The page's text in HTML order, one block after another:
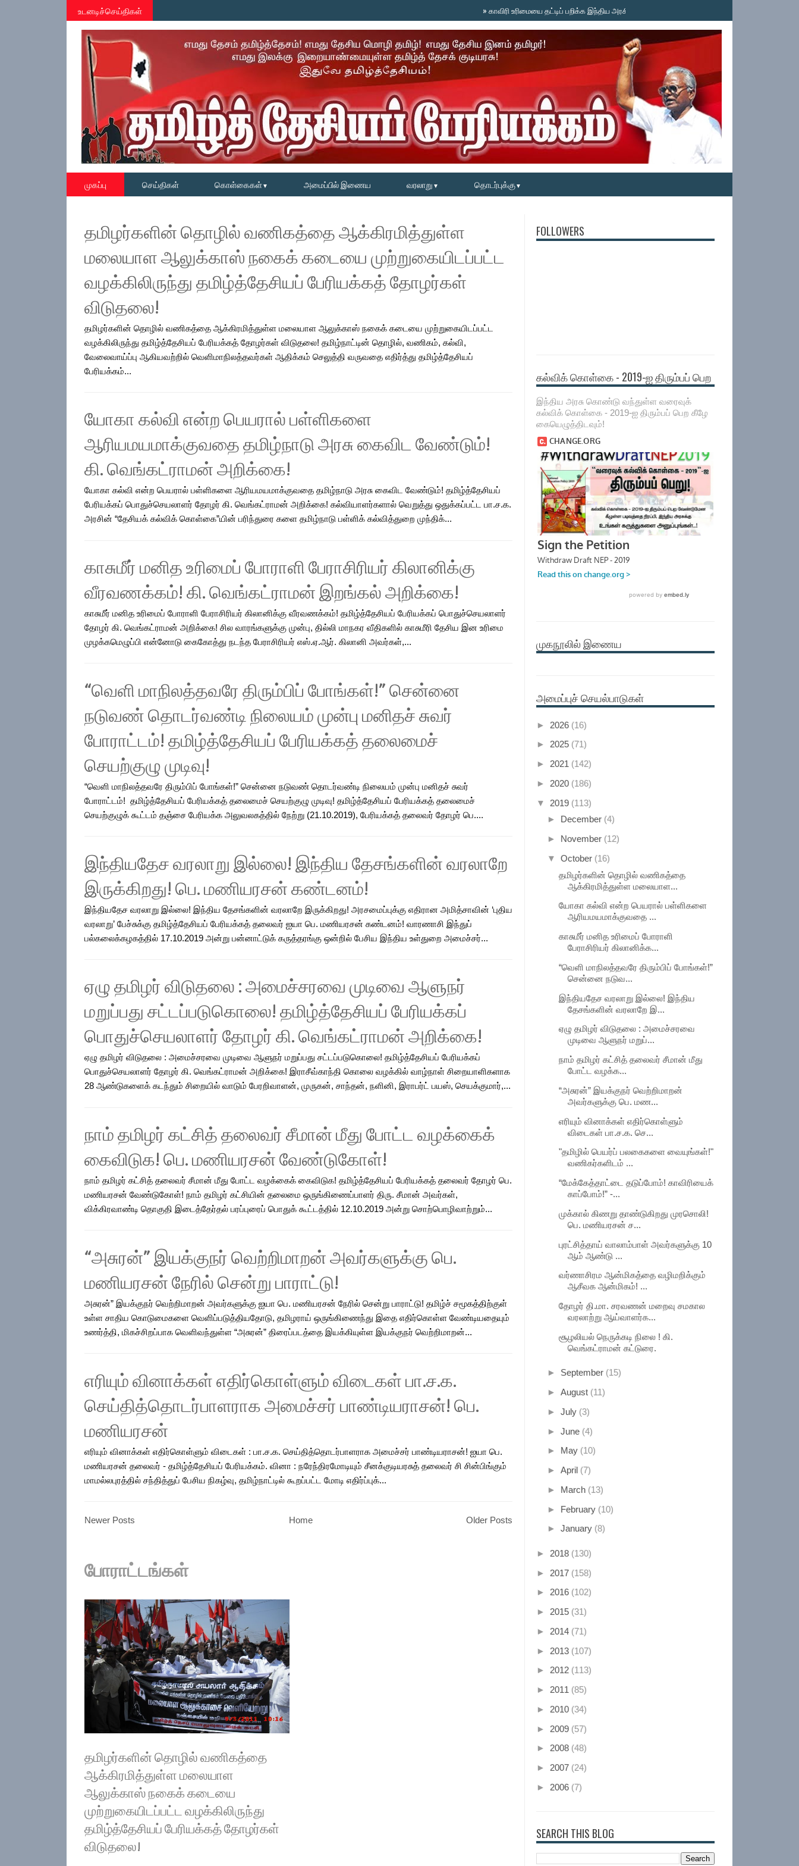
உடனடிச்செய்திகள் காவிரி உரிமையை தட்டிப் பறிக்க இந்திய அரசின் பச்சைக் கொடி! காவிரி உரிமை மீட்புக் குழு கண்டனம் - கி.
முகப்பு செய்திகள் கொள்கைகள்▼ அமைப்பில் இணைய வரலாறு ▼ தொடர்புக்கு▼
தமிழர்களின் தொழில் வணிகத்தை ஆக்கிரமித்துள்ள
மலையாள ஆலுக்காஸ் நகைக் கடையை முற்றுகையிடப்பட்ட
வழக்கிலிருந்து தமிழ்த்தேசியப் பேரியக்கத் தோழர்கள்
விடுதலை!
தமிழர்களின் தொழில் வணிகத்தை ஆக்கிரமித்துள்ள மலையாள ஆலுக்காஸ் நகைக் கடையை முற்றுகையிடப்பட்ட
வழக்கிலிருந்து தமிழ்த்தேசியப் பேரியக்கத் தோழர்கள் விடுதலை! தமிழ்நாட்டின் தொழில், வணிகம், கல்வி,
வேலைவாய்ப்பு ஆகியவற்றில் வெளிமாநிலத்தவர்கள் ஆதிக்கம் செலுத்தி வருவதை எதிர்த்து தமிழ்த்தேசியப்
பேரியக்கம்...
யோகா கல்வி என்ற பெயரால் பள்ளிகளை
ஆரியமயமாக்குவதை தமிழ்நாடு அரசு கைவிட வேண்டும்!
கி. வெங்கட்ராமன் அறிக்கை!
யோகா கல்வி என்ற பெயரால் பள்ளிகளை ஆரியமயமாக்குவதை தமிழ்நாடு அரசு கைவிட வேண்டும்! தமிழ்த்தேசியப்
பேரியக்கப் பொதுச்செயலாளர் தோழர் கி. வெங்கட்ராமன் அறிக்கை! கல்வியாளர்களால் வெறுத்து ஒதுக்கப்பட்ட பா.ச.க.
அரசின் “தேசியக் கல்விக் கொள்கை”யின் பரிந்துரை களை தமிழ்நாடு பள்ளிக் கல்வித்துறை முந்திக்...
காசுமீர் மனித உரிமைப் போராளி பேராசிரியர் கிலானிக்கு
வீரவணக்கம்! கி. வெங்கட்ராமன் இறங்கல் அறிக்கை!
காசுமீர் மனித உரிமைப் போராளி பேராசிரியர் கிலானிக்கு வீரவணக்கம்! தமிழ்த்தேசியப் பேரியக்கப் பொதுச்செயலாளர்
தோழர் கி. வெங்கட்ராமன் அறிக்கை! சில வாரங்களுக்கு முன்பு, தில்லி மாநகர வீதிகளில் காசுமீரி தேசிய இன உரிமை
முழக்கமெழுப்பி என்னோடு கைகோத்து நடந்த பேராசிரியர் எஸ்.ஏ.ஆர். கிலானி அவர்கள்,...
“வெளி மாநிலத்தவரே திரும்பிப் போங்கள்!” சென்னை
நடுவண் தொடர்வண்டி நிலையம் முன்பு மனிதச் சுவர்
போராட்டம்! தமிழ்த்தேசியப் பேரியக்கத் தலைமைச்
செயற்குழு முடிவு!
“வெளி மாநிலத்தவரே திரும்பிப் போங்கள்!” சென்னை நடுவண் தொடர்வண்டி நிலையம் முன்பு மனிதச் சுவர்
போராட்டம்! தமிழ்த்தேசியப் பேரியக்கத் தலைமைச் செயற்குழு முடிவு! தமிழ்த்தேசியப் பேரியக்கத் தலைமைச்
செயற்குழுக் கூட்டம் தஞ்சை பேரியக்க அலுவலகத்தில் நேற்று (21.10.2019), பேரியக்கத் தலைவர் தோழர் பெ....
இந்தியதேச வரலாறு இல்லை! இந்திய தேசங்களின் வரலாறே
இருக்கிறது! பெ. மணியரசன் கண்டனம்!
இந்தியதேச வரலாறு இல்லை! இந்திய தேசங்களின் வரலாறே இருக்கிறது! அரசமைப்புக்கு எதிரான அமித்சாவின் ‘புதிய
வரலாறு’ பேச்சுக்கு தமிழ்த்தேசியப் பேரியக்கத் தலைவர் ஐயா பெ. மணியரசன் கண்டனம்! வாரணாசி இந்துப்
பல்கலைக்கழகத்தில் 17.10.2019 அன்று பன்னாட்டுக் கருத்தரங்கு ஒன்றில் பேசிய இந்திய உள்துறை அமைச்சர்...
ஏழு தமிழர் விடுதலை : அமைச்சரவை முடிவை ஆளுநர்
மறுப்பது சட்டப்படுகொலை! தமிழ்த்தேசியப் பேரியக்கப்
பொதுச்செயலாளர் தோழர் கி. வெங்கட்ராமன் அறிக்கை!
ஏழு தமிழர் விடுதலை : அமைச்சரவை முடிவை ஆளுநர் மறுப்பது சட்டப்படுகொலை! தமிழ்த்தேசியப் பேரியக்கப்
பொதுச்செயலாளர் தோழர் கி. வெங்கட்ராமன் அறிக்கை! இராசீவ்காந்தி கொலை வழக்கில் வாழ்நாள் சிறையாளிகளாக
28 ஆண்டுகளைக் கடந்தும் சிறையில் வாடும் பேரறிவாளன், முருகன், சாந்தன், நளினி, இராபர்ட் பயஸ், செயக்குமார்,...
நாம் தமிழர் கட்சித் தலைவர் சீமான் மீது போட்ட வழக்கைக்
கைவிடுக! பெ. மணியரசன் வேண்டுகோள்!
நாம் தமிழர் கட்சித் தலைவர் சீமான் மீது போட்ட வழக்கைக் கைவிடுக! தமிழ்த்தேசியப் பேரியக்கத் தலைவர் தோழர் பெ.
மணியரசன் வேண்டுகோள்! நாம் தமிழர் கட்சியின் தலைமை ஒருங்கிணைப்பாளர் திரு. சீமான் அவர்கள்,
விக்கிரவாண்டி தொகுதி இடைத்தேர்தல் பரப்புரைப் பொதுக் கூட்டத்தில் 12.10.2019 அன்று சொற்பொழிவாற்றும்...
“அசுரன்” இயக்குநர் வெற்றிமாறன் அவர்களுக்கு பெ.
மணியரசன் நேரில் சென்று பாராட்டு!
அசுரன்” இயக்குநர் வெற்றிமாறன் அவர்களுக்கு ஐயா பெ. மணியரசன் நேரில் சென்று பாராட்டு! தமிழ்ச் சமூகத்திற்குள்
உள்ள சாதிய கொடுமைகளை வெளிப்படுத்தியதோடு, தமிழராய் ஒருங்கிணைந்து இதை எதிர்கொள்ள வேண்டியதையும்
உணர்த்தி, மிகச்சிறப்பாக வெளிவந்துள்ள “அசுரன்” திரைப்படத்தை இயக்கியுள்ள இயக்குநர் வெற்றிமாறன்...
எரியும் வினாக்கள் எதிர்கொள்ளும் விடைகள் பா.ச.க.
செய்தித்தொடர்பாளராக அமைச்சர் பாண்டியராசன்! பெ.
மணியரசன்
எரியும் வினாக்கள் எதிர்கொள்ளும் விடைகள் : பா.ச.க. செய்தித்தொடர்பாளராக அமைச்சர் பாண்டியராசன்! ஐயா பெ.
மணியரசன் தலைவர் - தமிழ்த்தேசியப் பேரியக்கம். வினா : நரேந்திரமோடியும் சீனக்குடியரசுத் தலைவர் சி சின்பிங்கும்
மாமல்லபுரத்தில் சந்தித்துப் பேசிய நிகழ்வு, தமிழ்நாட்டில் கூறப்பட்ட மோடி எதிர்ப்புக்...
Newer Posts Older Posts
Home
போராட்டங்கள்
தமிழர்களின் தொழில் வணிகத்தை
ஆக்கிரமித்துள்ள மலையாள
ஆலுக்காஸ் நகைக் கடையை
முற்றுகையிடப்பட்ட வழக்கிலிருந்து
தமிழ்த்தேசியப் பேரியக்கத் தோழர்கள்
விடுதலை!
FOLLOWERS
கல்விக் கொள்கை - 2019-ஐ திரும்பப் பெற
இந்திய அரசு கொண்டு வந்துள்ள வரைவுக்
கல்விக் கொள்கை - 2019-ஐ திரும்பப் பெற கீழே
கையெழுத்திடவும்!
முகநூலில் இணைய
அமைப்புச் செயல்பாடுகள்
► 2026 (16)
► 2025 (71)
► 2021 (142)
► 2020 (186)
▼ 2019 (113)
► December (4)
► November (12)
▼ October (16)
தமிழர்களின் தொழில் வணிகத்தை
ஆக்கிரமித்துள்ள மலையாள...
யோகா கல்வி என்ற பெயரால் பள்ளிகளை
ஆரியமயமாக்குவதை ...
காசுமீர் மனித உரிமைப் போராளி
பேராசிரியர் கிலானிக்க...
“வெளி மாநிலத்தவரே திரும்பிப் போங்கள்!”
சென்னை நடுவ...
இந்தியதேச வரலாறு இல்லை! இந்திய
தேசங்களின் வரலாறே இ...
ஏழு தமிழர் விடுதலை : அமைச்சரவை
முடிவை ஆளுநர் மறுப்...
நாம் தமிழர் கட்சித் தலைவர் சீமான் மீது
போட்ட வழக்க...
“அசுரன்” இயக்குநர் வெற்றிமாறன்
அவர்களுக்கு பெ. மண...
எரியும் வினாக்கள் எதிர்கொள்ளும்
விடைகள் பா.ச.க. செ...
"தமிழில் பெயர்ப் பலகைகளை வையுங்கள்!"
வணிகர்களிடம் ...
“மேக்கேத்தாட்டை தடுப்போம்! காவிரியைக்
காப்போம்!” -...
முக்கால் கிணறு தாண்டுகிறது முரசொலி!
பெ. மணியரசன் ச...
புரட்சித்தாய் வாலாம்பாள் அவர்களுக்கு 10
ஆம் ஆண்டு ...
வர்ணாசிரம ஆன்மிகத்தை வழிமறிக்கும்
ஆசீவக ஆன்மிகம்! ...
தோழர் தி.மா. சரவணன் மறைவு சமகால
வரலாற்று ஆய்வாளர்க...
சூழலியல் நெருக்கடி நிலை ! கி.
வெங்கட்ராமன் கட்டுரை.
► September (15)
► August (11)
► July (3)
► June (4)
► May (10)
► April (7)
► March (13)
► February (10)
► January (8)
► 2018 (130)
► 2017 (158)
► 2016 (102)
► 2015 (31)
► 2014 (71)
► 2013 (107)
► 2012 (113)
► 2011 (85)
► 2010 (34)
► 2009 (57)
► 2008 (48)
► 2007 (24)
► 2006 (7)
SEARCH THIS BLOG